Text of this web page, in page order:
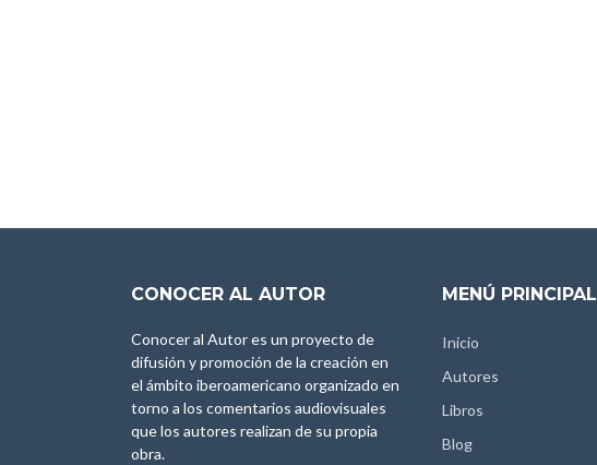
CONOCER AL AUTOR
Conocer al Autor es un proyecto de
difusión y promoción de la creación en
el ámbito iberoamericano organizado en
torno a los comentarios audiovisuales
que los autores realizan de su propia
obra.
MENÚ PRINCIPAL
Inicio
Autores
Libros
Blog